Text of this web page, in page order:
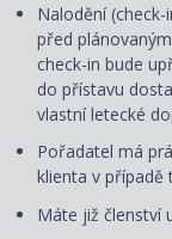
Nalodění
před
check-in bude
do přístavu
vlastní letecké
Pořadatel má
klienta v případě
Máte již členství